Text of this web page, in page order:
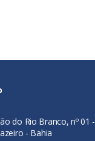
do Rio Branco, nº 01 -
- Bahia